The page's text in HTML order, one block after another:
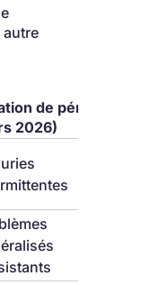
autre
de pénurie
2026)